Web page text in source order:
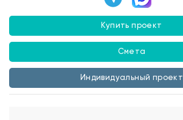
Купить проект
Смета
Индивидуальный проект